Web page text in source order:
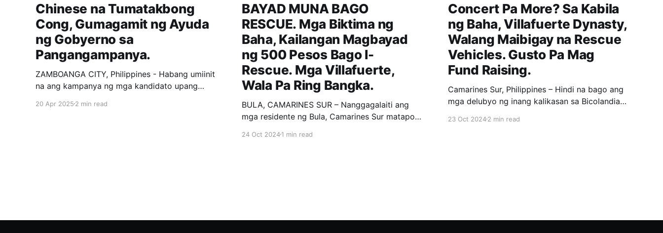
Chinese na Tumatakbong
Cong, Gumagamit ng Ayuda
ng Gobyerno sa
Pangangampanya.
ZAMBOANGA CITY, Philippines - Habang umiinit
na ang kampanya ng mga kandidato upang
nangyayari milagro sa isang Distrito sa
20 Apr 2025 2 min read
BAYAD MUNA BAGO
RESCUE. Mga Biktima ng
Baha, Kailangan Magbayad
ng 500 Pesos Bago I-
Rescue. Mga Villafuerte,
Wala Pa Ring Bangka.
BULA, CAMARINES SUR – Nanggagalaiti ang
mga residente ng Bula, Camarines Sur matapos
lamang pasakayin sa bangka. Ayon sa mga
24 Oct 20241 min read
Concert Pa More? Sa Kabila
ng Baha, Villafuerte Dynasty,
Walang Maibigay na Rescue
Vehicles. Gusto Pa Mag
Fund Raising.
Camarines Sur, Philippines – Hindi na bago ang
mga delubyo ng inang kalikasan sa Bicolandia
typhoon corridor ng Pilipinas. Kaya naman
23 Oct 20242 min read